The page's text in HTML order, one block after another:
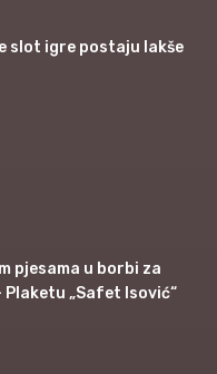
slot igre postaju lakše
pjesama u borbi za
„Safet Isović“